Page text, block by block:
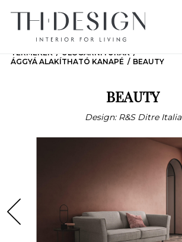
TERMÉKEK
ÜLŐGARNITÚRÁK
ÁGGYÁ ALAKÍTHATÓ KANAPÉ
BEAUTY
BEAUTY
Design: R&S Ditre Italia